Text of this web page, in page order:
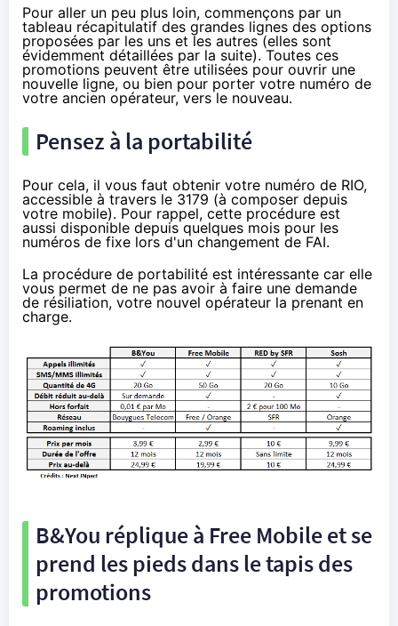
Pour aller un peu plus loin, commençons par un
tableau récapitulatif des grandes lignes des options
proposées par les uns et les autres (elles sont
évidemment détaillées par la suite). Toutes ces
promotions peuvent être utilisées pour ouvrir une
nouvelle ligne, ou bien pour porter votre numéro de
votre ancien opérateur, vers le nouveau.
Pensez à la portabilité
Pour cela, il vous faut obtenir votre numéro de RIO,
accessible à travers le 3179 (à composer depuis
votre mobile). Pour rappel, cette procédure est
aussi disponible depuis quelques mois pour les
numéros de fixe lors d'un changement de FAI.
La procédure de portabilité est intéressante car elle
vous permet de ne pas avoir à faire une demande
de résiliation, votre nouvel opérateur la prenant en
charge.
B&You réplique à Free Mobile et se
prend les pieds dans le tapis des
promotions